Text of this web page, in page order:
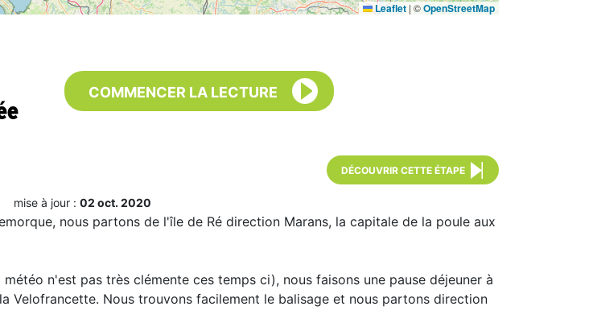
Leaflet | ©OpenStreetMap
COMMENCER LA LECTURE
DÉCOUVRIR CETTE ÉTAPE
mise à jour : 02 oct. 2020
nous partons de l'île de Ré direction Marans, la capitale de la poule aux
n'est pas très clémente ces temps ci), nous faisons une pause déjeuner à
Velofrancette. Nous trouvons facilement le balisage et nous partons direction